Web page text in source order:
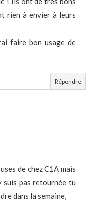
rien à envier à leurs
faire bon usage de
Répondre
de chez C1A mais
suis pas retournée tu
dans la semaine,